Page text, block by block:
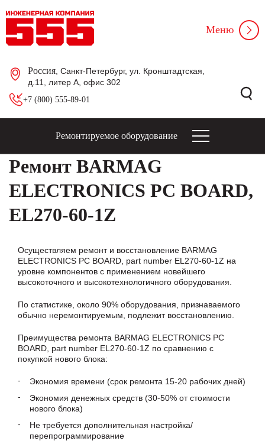
Россия , Санкт-Петербург, ул. Кронштадтская,
д.11, литер А, офис 302
+7 (800) 555-89-01
Меню
Ремонтируемое оборудование
Ремонт BARMAG
ELECTRONICS PC BOARD,
EL270-60-1Z
Осуществляем ремонт и восстановление BARMAG
ELECTRONICS PC BOARD, part number EL270-60-1Z на
уровне компонентов с применением новейшего
высокоточного и высокотехнологичного оборудования.
По статистике, около 90% оборудования, признаваемого
обычно неремонтируемым, подлежит восстановлению.
Преимущества ремонта BARMAG ELECTRONICS PC
BOARD, part number EL270-60-1Z по сравнению с
покупкой нового блока:
Экономия времени (срок ремонта 15-20 рабочих дней)
Экономия денежных средств (30-50% от стоимости
нового блока)
Не требуется дополнительная настройка/
перепрограммирование